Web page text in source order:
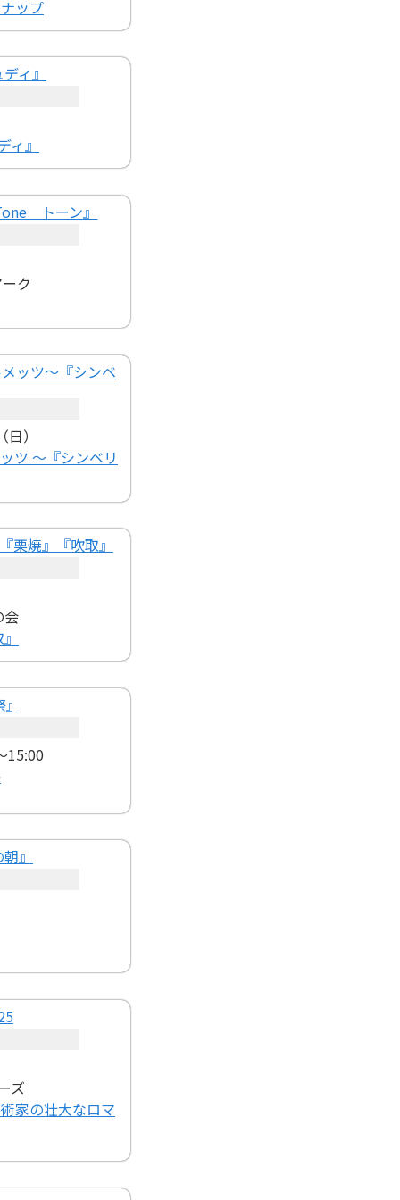
ップ
』
ク
）
ツ ～『シンベリ
15:00
ズ
家の壮大なロマ